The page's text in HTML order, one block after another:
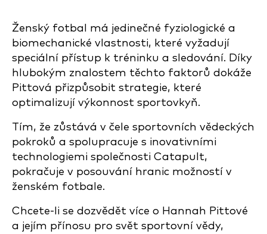
Ženský fotbal má jedinečné fyziologické a
biomechanické vlastnosti, které vyžadují
speciální přístup k tréninku a sledování. Díky
hlubokým znalostem těchto faktorů dokáže
Pittová přizpůsobit strategie, které
optimalizují výkonnost sportovkyň.
Tím, že zůstává v čele sportovních vědeckých
pokroků a spolupracuje s inovativními
technologiemi společnosti Catapult,
pokračuje v posouvání hranic možností v
ženském fotbale.
Chcete-li se dozvědět více o Hannah Pittové
a jejím přínosu pro svět sportovní vědy,